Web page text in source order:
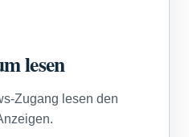
lesen
Zugang lesen den